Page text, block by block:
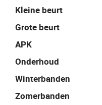
Kleine beurt
Grote beurt
APK
Onderhoud
Winterbanden
Zomerbanden